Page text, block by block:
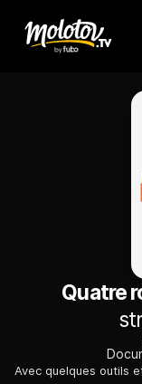
Quatre